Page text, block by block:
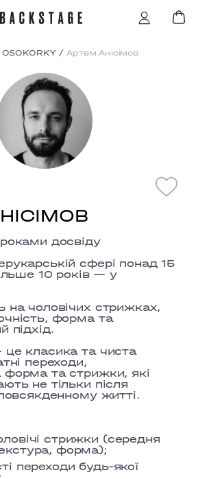
OSOKORKY / Артем Анісімов
досвіду
сфері понад 15
10 років — у
на чоловічих стрижках,
форма та
підхід.
класика та чиста
переходи,
форма та стрижки, які
не тільки після
житті.
стрижки (середня
форма);
переходи будь-якої